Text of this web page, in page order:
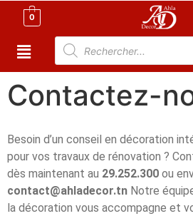
0
Contactez-
Besoin d’un conseil en décoration
pour vos travaux de rénovation ?
dès maintenant au 29.252.300 ou
contact@ahladecor.tn Notre
la décoration vous accompagne et